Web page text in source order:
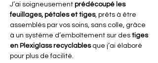
J’ai soigneusement prédécoupé les
feuillages, pétales et tiges, prêts à être
assemblés par vos soins, sans colle, grâce
à un système d’emboîtement sur des tiges
en Plexiglass recyclablesque j’ai élaboré
pour plus de facilité.